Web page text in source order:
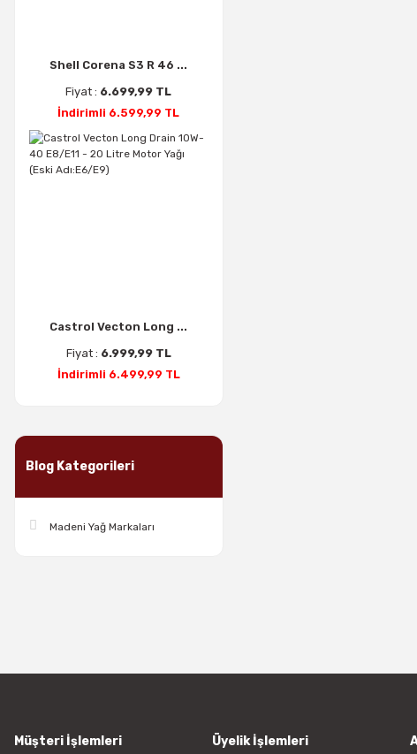
Shell Corena S3 R 46 ...
Fiyat : 6.699,99 TL
İndirimli 6.599,99 TL
Castrol Vecton Long ...
Fiyat : 6.999,99 TL
İndirimli 6.499,99 TL
Blog Kategorileri
Madeni Yağ Markaları
Müşteri İşlemleri Üyelik İşlemleri